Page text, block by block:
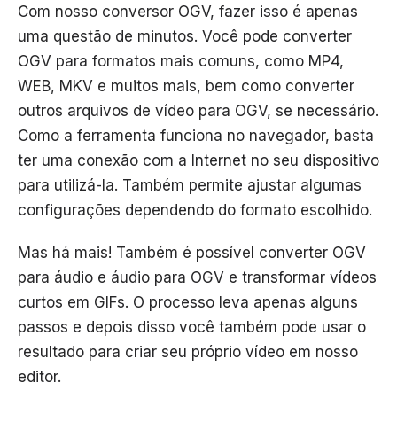
Com nosso conversor OGV, fazer isso é apenas
uma questão de minutos. Você pode converter
OGV para formatos mais comuns, como MP4,
WEB, MKV e muitos mais, bem como converter
outros arquivos de vídeo para OGV, se necessário.
Como a ferramenta funciona no navegador, basta
ter uma conexão com a Internet no seu dispositivo
para utilizá-la. Também permite ajustar algumas
configurações dependendo do formato escolhido.
Mas há mais! Também é possível converter OGV
para áudio e áudio para OGV e transformar vídeos
curtos em GIFs. O processo leva apenas alguns
passos e depois disso você também pode usar o
resultado para criar seu próprio vídeo em nosso
editor.